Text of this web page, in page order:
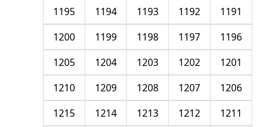
1191
1192
1193
1194
1195
1196
1197
1198
1199
1200
1201
1202
1203
1204
1205
1206
1207
1208
1209
1210
1211
1212
1213
1214
1215